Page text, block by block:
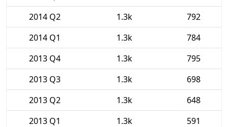
2014 Q2
1.3k
792
2014 Q1
1.3k
784
2013 Q4
1.3k
795
2013 Q3
1.3k
698
2013 Q2
1.3k
648
2013 Q1
1.3k
591